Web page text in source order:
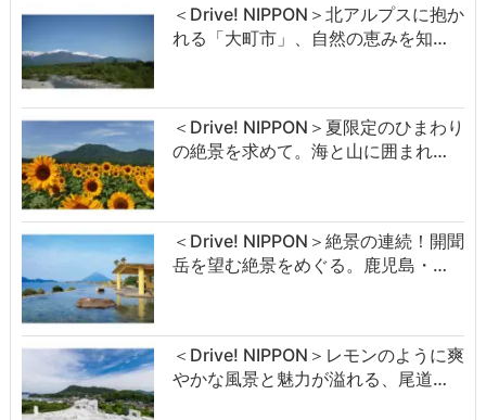
＜Drive! NIPPON＞北アルプスに抱か
れる「大町市」、自然の恵みを知…
＜Drive! NIPPON＞夏限定のひまわり
の絶景を求めて。海と山に囲まれ…
＜Drive! NIPPON＞絶景の連続！開聞
岳を望む絶景をめぐる。鹿児島・…
＜Drive! NIPPON＞レモンのように爽
やかな風景と魅力が溢れる、尾道…